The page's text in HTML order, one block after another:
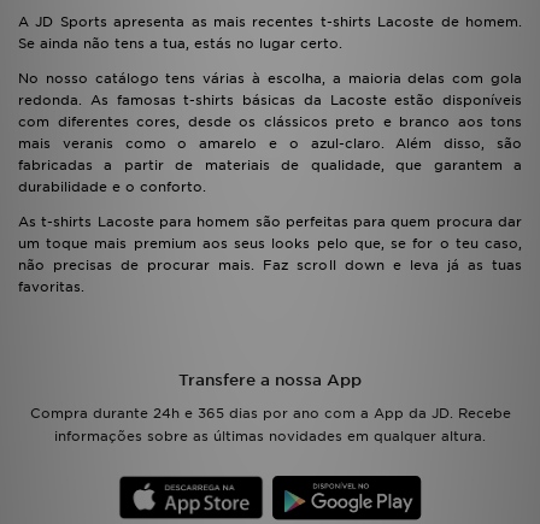
A JD Sports apresenta as mais recentes t-shirts Lacoste de homem.
Se ainda não tens a tua, estás no lugar certo.
No nosso catálogo tens várias à escolha, a maioria delas com gola
redonda. As famosas t-shirts básicas da Lacoste estão disponíveis
com diferentes cores, desde os clássicos preto e branco aos tons
mais veranis como o amarelo e o azul-claro. Além disso, são
fabricadas a partir de materiais de qualidade, que garantem a
durabilidade e o conforto.
As t-shirts Lacoste para homem são perfeitas para quem procura dar
um toque mais premium aos seus looks pelo que, se for o teu caso,
não precisas de procurar mais. Faz scroll down e leva já as tuas
favoritas.
Transfere a nossa App
Compra durante 24h e 365 dias por ano com a App da JD. Recebe
informações sobre as últimas novidades em qualquer altura.